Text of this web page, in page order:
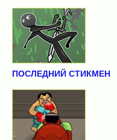
ПОСЛЕДНИЙ СТИКМЕН